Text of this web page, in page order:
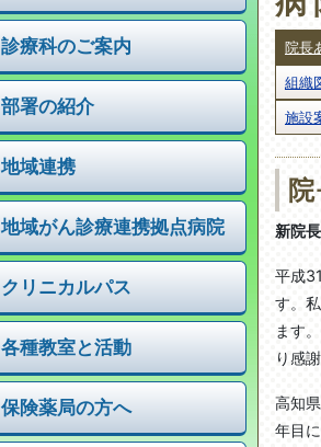
診療科のご案内
部署の紹介
地域連携
地域がん診療連携拠点病院
クリニカルパス
各種教室と活動
保険薬局の方へ
院長
組織
施設
新院
平成
す。
ます
り感
高知
年目